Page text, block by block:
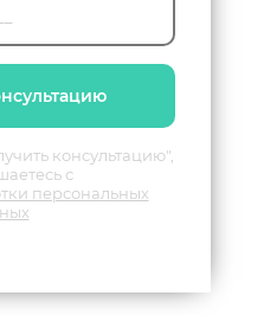
консультацию",
с
персональных